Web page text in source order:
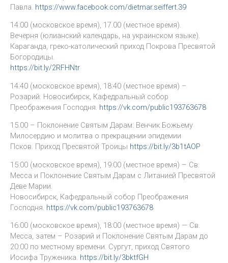
Павла. https://www.facebook.com/dietmar.seiffert.39
14:00 (московское время), 17.00 (местное время).
Вечерня (юлианский календарь, на украинском языке).
Караганда, греко-католический приход Покрова Пресвятой
Богородицы.
https://bit.ly/2RFHNtr
14:40 (московское время), 18:40 (местное время) –
Розарий. Новосибирск, Кафедральный собор
Преображения Господня. https://vk.com/public193763678
15.00 – Поклонение Святым Дарам: Венчик Божьему
Милосердию и молитва о прекращении эпидемии
Псков. Приход Пресвятой Троицы https://bit.ly/3b1tAOP
15:00 (московское время), 19:00 (местное время) – Св.
Месса и Поклонение Святым Дарам с Литанией Пресвятой
Деве Марии.
Новосибирск, Кафедральный собор Преображения
Господня. https://vk.com/public193763678
16:00 (московское время), 18:00 (местное время) — Св.
Месса, затем – Розарий и Поклонение Святым Дарам до
20:00 по местному времени. Сургут, приход Святого
Иосифа Труженика. https://bit.ly/3bktfGH